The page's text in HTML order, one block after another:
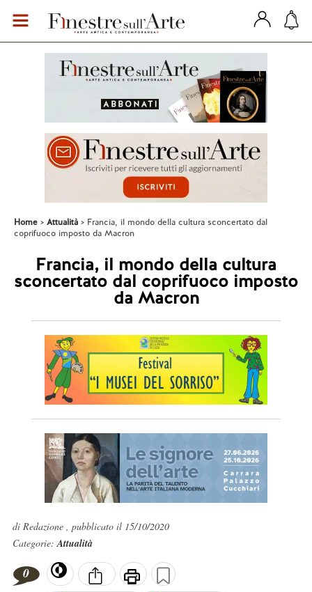
Home Attualità
Francia, il mondo della cultura sconcertato dal
coprifuoco imposto da Macron
Francia, il mondo della cultura
sconcertato dal coprifuoco imposto
da Macron
di Redazione , pubblicato il 15/10/2020
Categorie:Attualità
0